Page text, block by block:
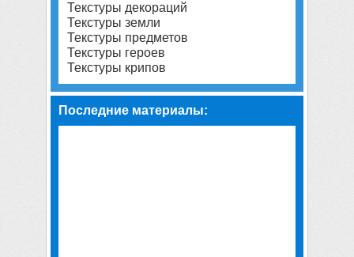
Текстуры декораций
Текстуры земли
Текстуры предметов
Текстуры героев
Текстуры крипов
Последние материалы: